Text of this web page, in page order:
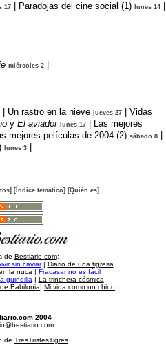
17 Paradojas del cine social (1) lunes 14
miércoles 2
Un rastro en la nieve jueves 27
Vidas
y El aviador lunes 17
Las mejores
mejores películas de 2004 (2) sábado 8
lunes 3
[Índice temático] [Quién es]
de Bestiario.com:
sin caviar| Diario de una tigresa
la nuca | Fracasar no es fácil
guindilla | La trinchera cósmica
Babilonia| Mi vida como un chino
2004
de TresTristesTigres